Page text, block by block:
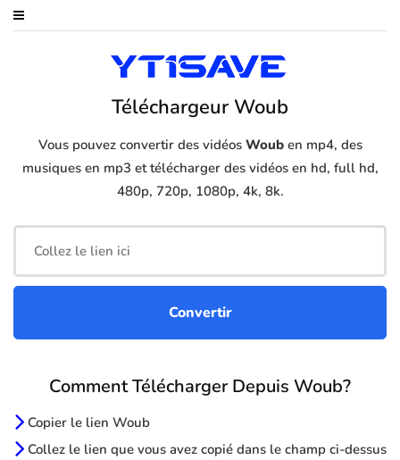
Téléchargeur Woub
Vous pouvez convertir des vidéos Wouben mp4, des
musiques en mp3 et télécharger des vidéos en hd, full hd,
480p, 720p, 1080p, 4k, 8k.
Comment Télécharger Depuis Woub?
Copier le lien Woub
Collez le lien que vous avez copié dans le champ ci-dessus